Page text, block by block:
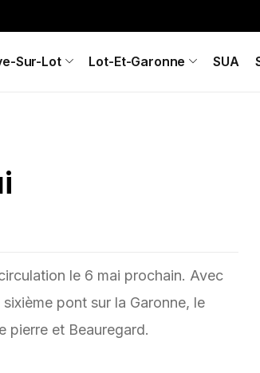
Sur-Lot Lot-Et-Garonne SUA
le 6 mai prochain. Avec
pont sur la Garonne, le
pierre et Beauregard.